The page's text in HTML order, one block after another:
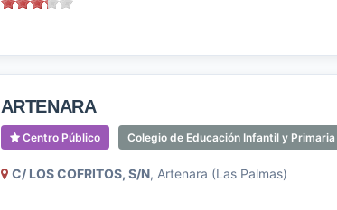
ARTENARA
Centro Público Colegio de Educación Infantil y Primaria
C/ LOS COFRITOS, S/N, Artenara (Las Palmas)